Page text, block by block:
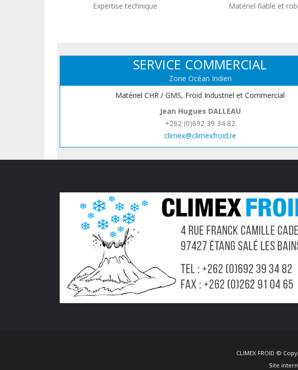
Expertise technique Matériel fiable et
SERVICE COMMERCIAL
Zone Océan Indien
Matériel CHR / GMS, Froid Industriel et Commercial
Jean Hugues DALLEAU
+262 (0)692 39 34 82
climex@climexfroid.re
CLIMEX FROID ©
Site